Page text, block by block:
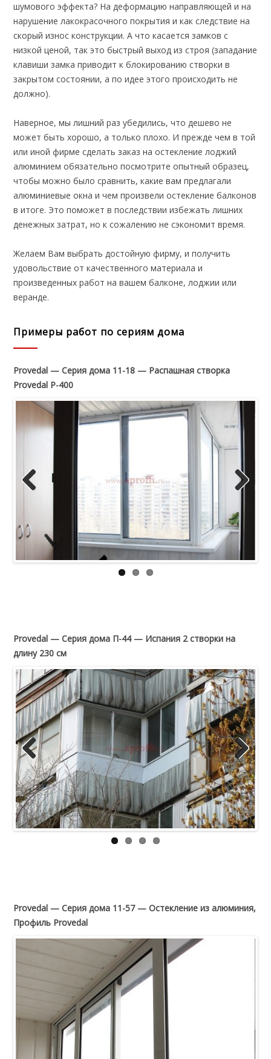
шумового эффекта? На деформацию направляющей и на
нарушение лакокрасочного покрытия и как следствие на
скорый износ конструкции. А что касается замков с
низкой ценой, так это быстрый выход из строя (западание
клавиши замка приводит к блокированию створки в
закрытом состоянии, а по идее этого происходить не
должно).
Наверное, мы лишний раз убедились, что дешево не
может быть хорошо, а только плохо. И прежде чем в той
или иной фирме сделать заказ на остекление лоджий
алюминием обязательно посмотрите опытный образец,
чтобы можно было сравнить, какие вам предлагали
алюминиевые окна и чем произвели остекление балконов
в итоге. Это поможет в последствии избежать лишних
денежных затрат, но к сожалению не сэкономит время.
Желаем Вам выбрать достойную фирму, и получить
удовольствие от качественного материала и
произведенных работ на вашем балконе, лоджии или
веранде.
Примеры работ по сериям дома
Provedal — Серия дома 11-18 — Распашная створка
Provedal P-400
Provedal — Серия дома П-44 — Испания 2 створки на
длину 230 см
Previous Next
Provedal — Серия дома 11-57 — Остекление из алюминия,
Профиль Provedal